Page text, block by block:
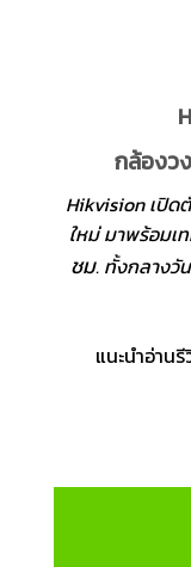
กล้องว
Hikvision เปิด
ใหม่ มาพร้อมเ
ชม. ทั้งกลางวั
แนะนำอ่าน